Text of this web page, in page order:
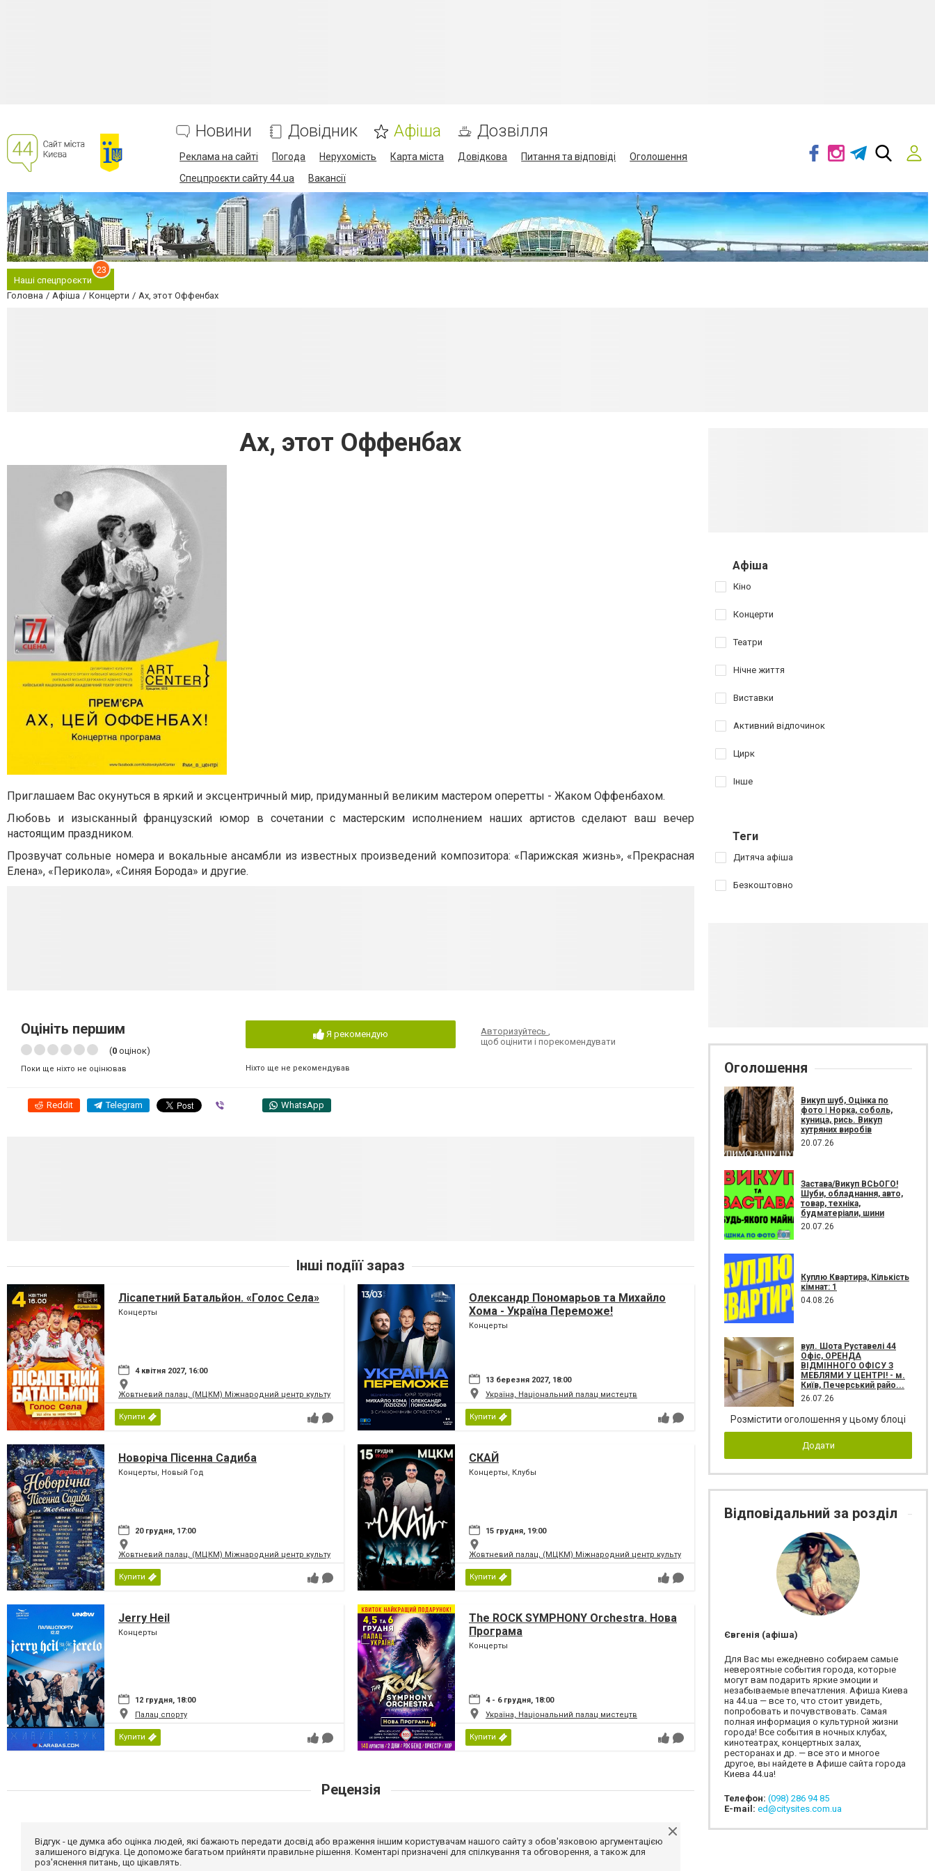
Новини Довідник Афіша Дозвілля
Реклама на сайті Погода Нерухомість Карта міста Довідкова Питання та відповіді
Оголошення
Спецпроєкти сайту 44.ua
Вакансії
Наші спецпроєкти
23
Головна Афіша Концерти Ах, этот Оффенбах
Ах, этот Оффенбах
Приглашаем Вас окунуться в яркий и эксцентричный мир, придуманный великим мастером оперетты - Жаком Оффенбахом.
Любовь и изысканный французский юмор в сочетании с мастерским исполнением наших артистов сделают ваш вечер
настоящим праздником.
Прозвучат сольные номера и вокальные ансамбли из известных произведений композитора: «Парижская жизнь», «Прекрасная
Елена», «Перикола», «Синяя Борода» и другие.
Оцініть першим
(0 оцінок)
Поки ще ніхто не оцінював
Я рекомендую
Ніхто ще не рекомендував
Авторизуйтесь
щоб оцінити і порекомендувати
Reddit Telegram WhatsApp
Інші подіїї зараз
Лісапетний Батальйон. «Голос Села»
Концерты
4 квітня 2027, 16:00
Жовтневий палац, (МЦКМ) Міжнародний центр культури і мистецтв Федерації профспілок України
Купити
Олександр Пономарьов та Михайло
Хома - Україна Переможе!
Концерты
13 березня 2027, 18:00
Україна, Національний палац мистецтв
Купити
Новоріча Пісенна Садиба
Концерты, Новый Год
20 грудня, 17:00
Жовтневий палац, (МЦКМ) Міжнародний центр культури і мистецтв Федерації профспілок України
Купити
СКАЙ
Концерты, Клубы
15 грудня, 19:00
Жовтневий палац, (МЦКМ) Міжнародний центр культури і мистецтв Федерації профспілок України
Купити
Jerry Heil
Концерты
12 грудня, 18:00
Палац спорту
Купити
The ROCK SYMPHONY Orchestra. Нова
Програма
Концерты
4 - 6 грудня, 18:00
Україна, Національний палац мистецтв
Купити
Рецензія
Відгук - це думка або оцінка людей, які бажають передати досвід або враження іншим користувачам нашого сайту з обов'язковою аргументацією
залишеного відгука. Це допоможе багатьом прийняти правильне рішення. Коментарі призначені для спілкування та обговорення, а також для
роз'яснення питань, що цікавлять.
Афіша
Кіно
Концерти
Театри
Нічне життя
Виставки
Активний відпочинок
Цирк
Інше
Теги
Дитяча афіша
Безкоштовно
Оголошення
Викуп шуб, Оцінка по
фото | Норка, соболь,
куница, рись. Викуп
хутряних виробів
20.07.26
Застава/Викуп ВСЬОГО!
Шуби, обладнання, авто,
товар, техніка,
будматеріали, шини
20.07.26
Куплю Квартира, Кількість
кімнат: 1
04.08.26
вул. Шота Руставелі 44
Офіс, ОРЕНДА
ВІДМІННОГО ОФІСУ З
МЕБЛЯМИ У ЦЕНТРІ! - м.
Київ, Печерський райо...
26.07.26
Розмістити оголошення у цьому блоці
Додати
Відповідальний за розділ
Євгенія (афіша)
Для Вас мы ежедневно собираем самые
невероятные события города, которые
могут вам подарить яркие эмоции и
незабываемые впечатления. Афиша Киева
на 44.ua — все то, что стоит увидеть,
попробовать и почувствовать. Самая
полная информация о культурной жизни
города! Все события в ночных клубах,
кинотеатрах, концертных залах,
ресторанах и др. — все это и многое
другое, вы найдете в Афише сайта города
Киева 44.ua!
Телефон: (098) 286 94 85
E-mail: ed@citysites.com.ua